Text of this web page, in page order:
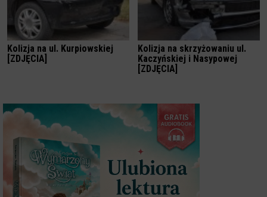
Kolizja na ul. Kurpiowskiej
[ZDJĘCIA]
Kolizja na skrzyżowaniu ul.
Kaczyńskiej i Nasypowej
[ZDJĘCIA]